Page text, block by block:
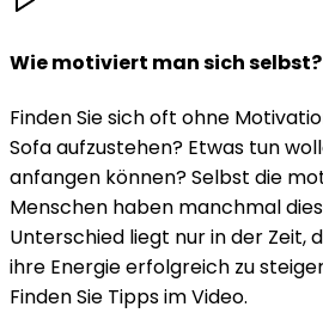
Wie motiviert man sich selbst?
Finden Sie sich oft ohne
Sofa aufzustehen? Etwas tun
anfangen können? Selbst die
Menschen haben manchmal
Unterschied liegt nur in der Zeit,
ihre Energie erfolgreich zu
Finden Sie Tipps im Video.